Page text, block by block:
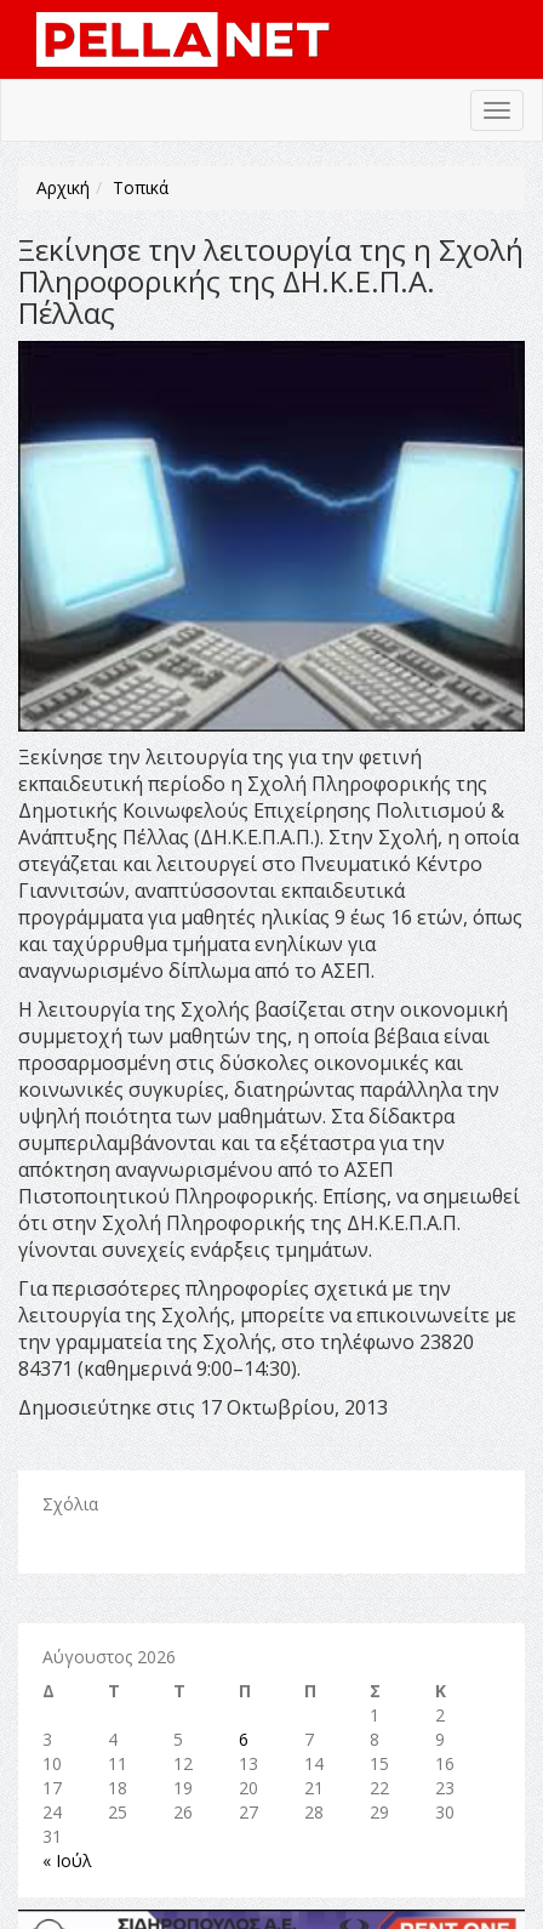
Αρχική Τοπικά
Ξεκίνησε την λειτουργία της η Σχολή
Πληροφορικής της ΔΗ.Κ.Ε.Π.Α.
Πέλλας
Ξεκίνησε την λειτουργία της για την φετινή
εκπαιδευτική περίοδο η Σχολή Πληροφορικής της
Δημοτικής Κοινωφελούς Επιχείρησης Πολιτισμού &
Ανάπτυξης Πέλλας (ΔΗ.Κ.Ε.Π.Α.Π.). Στην Σχολή, η οποία
στεγάζεται και λειτουργεί στο Πνευματικό Κέντρο
Γιαννιτσών, αναπτύσσονται εκπαιδευτικά
προγράμματα για μαθητές ηλικίας 9 έως 16 ετών, όπως
και ταχύρρυθμα τμήματα ενηλίκων για
αναγνωρισμένο δίπλωμα από το ΑΣΕΠ.
Η λειτουργία της Σχολής βασίζεται στην οικονομική
συμμετοχή των μαθητών της, η οποία βέβαια είναι
προσαρμοσμένη στις δύσκολες οικονομικές και
κοινωνικές συγκυρίες, διατηρώντας παράλληλα την
υψηλή ποιότητα των μαθημάτων. Στα δίδακτρα
συμπεριλαμβάνονται και τα εξέταστρα για την
απόκτηση αναγνωρισμένου από το ΑΣΕΠ
Πιστοποιητικού Πληροφορικής. Επίσης, να σημειωθεί
ότι στην Σχολή Πληροφορικής της ΔΗ.Κ.Ε.Π.Α.Π.
γίνονται συνεχείς ενάρξεις τμημάτων.
Για περισσότερες πληροφορίες σχετικά με την
λειτουργία της Σχολής, μπορείτε να επικοινωνείτε με
την γραμματεία της Σχολής, στο τηλέφωνο 23820
84371 (καθημερινά 9:00–14:30).
Δημοσιεύτηκε στις 17 Οκτωβρίου, 2013
Σχόλια
Αύγουστος 2026
Δ
Τ Τ Π Π Σ
Κ
1
2
3
4 5 6 7 8
9
10
11 12 13 14 15
16
17
18 19 20 21 22
23
24
25 26 27 28 29
30
31
« Ιούλ